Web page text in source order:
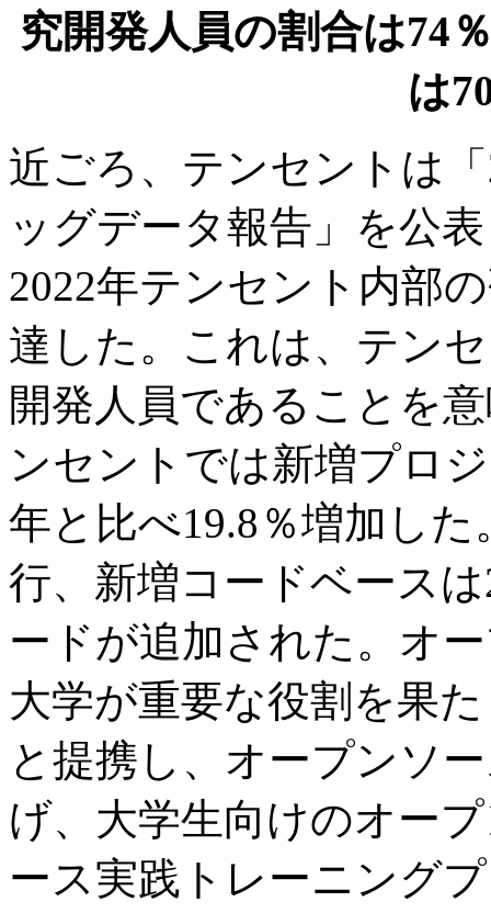
究開発人員の割合は74
は
近ごろ、テンセントは
ッグデータ報告」を公
2022年テンセント内部
達した。これは、テン
開発人員であることを
ンセントでは新増プロ
年と比べ19.8％増加し
行、新増コードベース
ードが追加された。オ
大学が重要な役割を果
と提携し、オープンソ
げ、大学生向けのオー
ース実践トレーニング